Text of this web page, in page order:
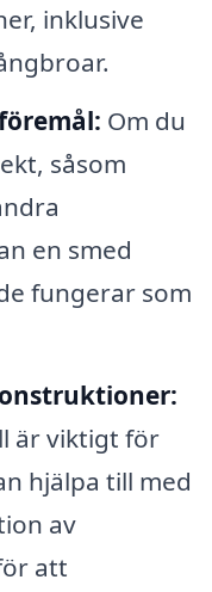
inklusive
Om du
såsom
en smed
fungerar som
är viktigt för
hjälpa till med
av
att